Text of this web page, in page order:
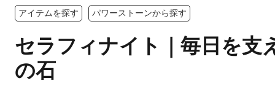
アイテムを探す パワーストーンから探す
セラフィナイト｜毎日を支
の石